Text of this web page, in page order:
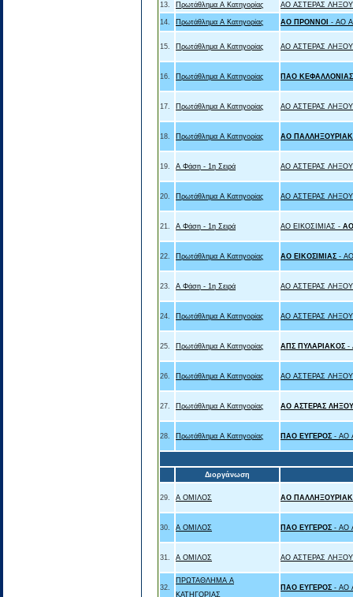
13.
Πρωτάθλημα Α Κατηγορίας ΑΟ ΑΣΤΕΡΑΣ
14. Πρωτάθλημα Α Κατηγορίας ΑΟ ΠΡΟΝΝΟΙ - ΑΟ
15. Πρωτάθλημα Α Κατηγορίας ΑΟ ΑΣΤΕΡΑΣ
16. Πρωτάθλημα Α Κατηγορίας ΠΑΟ ΚΕΦΑΛΛΟΝΙΑΣ
17. Πρωτάθλημα Α Κατηγορίας ΑΟ ΑΣΤΕΡΑΣ
18. Πρωτάθλημα Α Κατηγορίας ΑΟ
19. Α Φάση - 1η Σειρά ΑΟ ΑΣΤΕΡΑΣ
20. Πρωτάθλημα Α Κατηγορίας ΑΟ ΑΣΤΕΡΑΣ
21. Α Φάση - 1η Σειρά ΑΟ ΕΙΚΟΣΙΜΙΑΣ -
22. Πρωτάθλημα Α Κατηγορίας ΑΟ ΕΙΚΟΣΙΜΙΑΣ -
23. Α Φάση - 1η Σειρά ΑΟ ΑΣΤΕΡΑΣ
24. Πρωτάθλημα Α Κατηγορίας ΑΟ ΑΣΤΕΡΑΣ
25. Πρωτάθλημα Α Κατηγορίας ΑΠΣ ΠΥΛΑΡΙΑΚΟΣ-
26. Πρωτάθλημα Α Κατηγορίας ΑΟ ΑΣΤΕΡΑΣ
27. Πρωτάθλημα Α Κατηγορίας ΑΟ ΑΣΤΕΡΑΣ
28. Πρωτάθλημα Α Κατηγορίας ΠΑΟ ΕΥΓΕΡΟΣ- ΑΟ
Διοργάνωση
29. Α ΟΜΙΛΟΣ ΑΟ
30. Α ΟΜΙΛΟΣ ΠΑΟ ΕΥΓΕΡΟΣ- ΑΟ
31. Α ΟΜΙΛΟΣ ΑΟ ΑΣΤΕΡΑΣ
32.
ΠΡΩΤΑΘΛΗΜΑ Α
ΚΑΤΗΓΟΡΙΑΣ
ΠΑΟ ΕΥΓΕΡΟΣ- ΑΟ